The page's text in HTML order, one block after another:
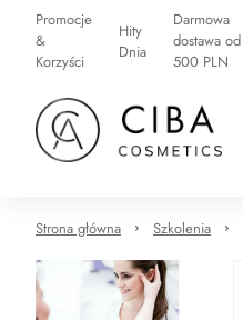
Promocje
&
Korzyści
Hity
Dnia
Darmowa
dostawa od
500 PLN
Strona główna Szkolenia